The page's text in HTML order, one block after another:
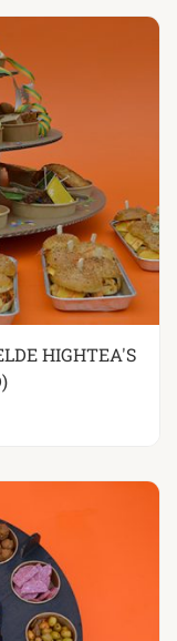
HIGHTEA'S